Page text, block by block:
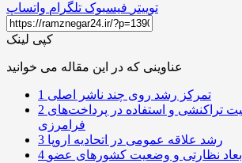
توییتر فیسبوک تلگرام واتساپ
کپی لینک
عناوینی که در این مقاله می خوانید
1 تمرکز رشد روی چند ناشر اصلی
2
فرامرزی
3 رشد علاقه عمومی در اتحادیه اروپا
4 ابعاد نظارتی و وضعیت کشورهای عضو